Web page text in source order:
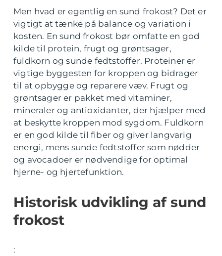
Men hvad er egentlig en sund frokost? Det er
vigtigt at tænke på balance og variation i
kosten. En sund frokost bør omfatte en god
kilde til protein, frugt og grøntsager,
fuldkorn og sunde fedtstoffer. Proteiner er
vigtige byggesten for kroppen og bidrager
til at opbygge og reparere væv. Frugt og
grøntsager er pakket med vitaminer,
mineraler og antioxidanter, der hjælper med
at beskytte kroppen mod sygdom. Fuldkorn
er en god kilde til fiber og giver langvarig
energi, mens sunde fedtstoffer som nødder
og avocadoer er nødvendige for optimal
hjerne- og hjertefunktion.
Historisk udvikling af sund
frokost
: